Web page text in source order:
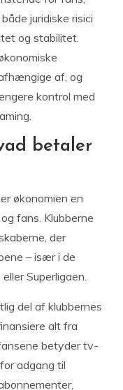
juridiske risici
og stabilitet.
af, og
kontrol med
betaler
økonomien en
fans. Klubberne
der
– især i de
Superligaen.
del af klubbernes
alt fra
betyder tv-
adgang til